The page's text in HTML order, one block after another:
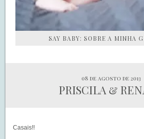
SAY BABY: SOBRE A MINHA
08 de agosto de 2013
PRISCILA &
Casais!!